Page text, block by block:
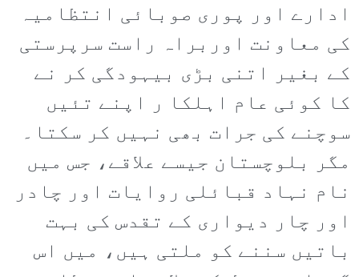
ادارے اور پوری صوبائی انتظامیہ
کی معاونت اوربراہ راست سرپرستی
کے بغیر اتنی بڑی بیہودگی کر نے
کا کوئی عام اہلکا ر اپنے تئیں
سوچنے کی جرات بھی نہیں کر سکتا۔
مگر بلوچستان جیسے علاقے، جس میں
نام نہاد قبائلی روایات اور چادر
اور چار دیواری کے تقدس کی بہت
باتیں سننے کو ملتی ہیں، میں اس